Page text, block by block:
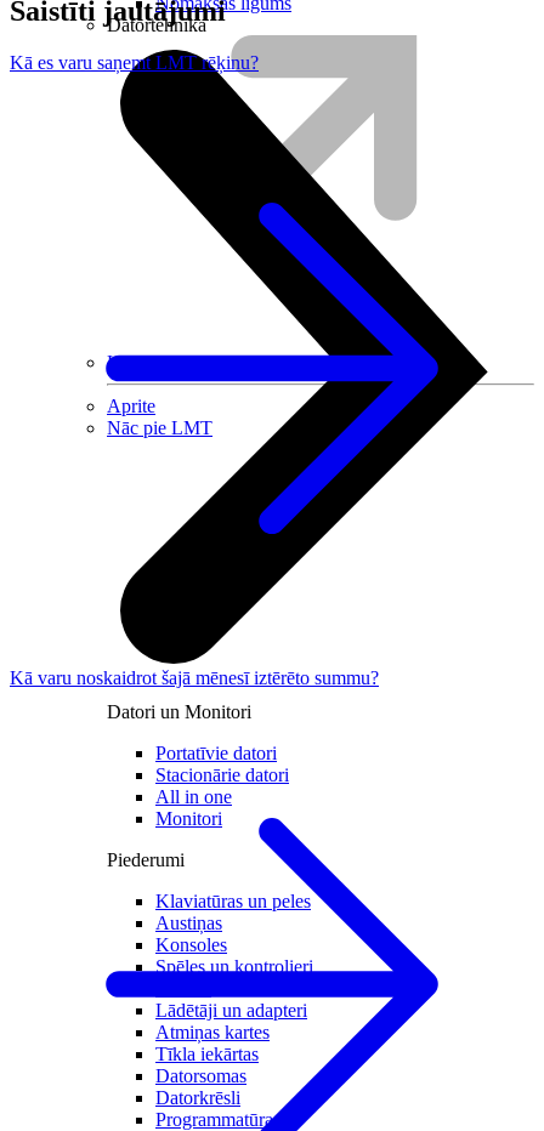
HBO Max | Netflix
Aprite
Nāc pie LMT
Datortehnika
Datori un Monitori
Portatīvie datori
Stacionārie datori
All in one
Monitori
Piederumi
Klaviatūras un peles
Austiņas
Konsoles
Spēles un kontrolieri
Lādētāji un adapteri
Atmiņas kartes
Tīkla iekārtas
Datorsomas
Datorkrēsli
Programmatūra
Saistīti jautājumi
Kā es varu saņemt LMT rēķinu?
Kā varu noskaidrot šajā mēnesī iztērēto summu?